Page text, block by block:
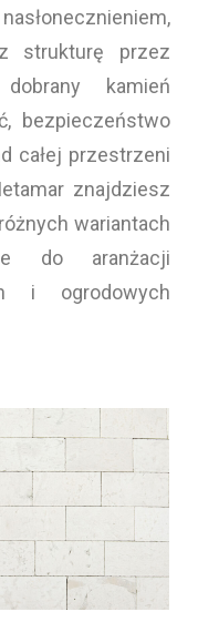
strukturę przez
kamień
bezpieczeństwo
całej przestrzeni
znajdziesz
wariantach
do aranżacji
i ogrodowych